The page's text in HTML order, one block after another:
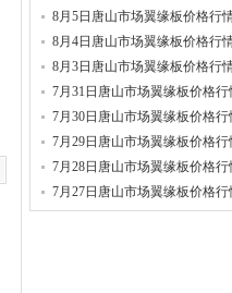
8月5日唐山市场翼缘板价格行
8月4日唐山市场翼缘板价格行
8月3日唐山市场翼缘板价格行
7月31日唐山市场翼缘板价格行
7月30日唐山市场翼缘板价格行
7月29日唐山市场翼缘板价格行
7月28日唐山市场翼缘板价格行
7月27日唐山市场翼缘板价格行